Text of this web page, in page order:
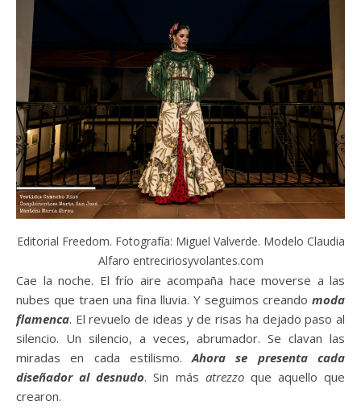
Editorial Freedom. Fotografía: Miguel Valverde. Modelo Claudia
Alfaro entreciriosyvolantes.com
Cae la noche. El frío aire acompaña hace moverse a las
nubes que traen una fina lluvia. Y seguimos creando moda
flamenca. El revuelo de ideas y de risas ha dejado paso al
silencio. Un silencio, a veces, abrumador. Se clavan las
miradas en cada estilismo.Ahora se presenta cada
diseñador al desnudo. Sin más atrezzoque aquello que
crearon.